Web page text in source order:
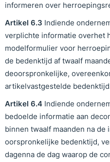
informeren over
Artikel 6.3 Indiende
verplichte informatie overhet
modelformulier voor
de bedenktijd af twaalf
deoorspronkelijke,
artikelvastgestelde
Artikel 6.4 Indiende
bedoelde informatie aan
binnen twaalf maanden na de
oorspronkelijke bedenktijd,
dagenna de dag waarop de